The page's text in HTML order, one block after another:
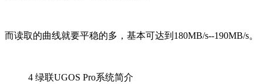
而读取的曲线就要平稳的多，基本可达到180MB/s--190MB/s。
4 绿联UGOS Pro系统简介